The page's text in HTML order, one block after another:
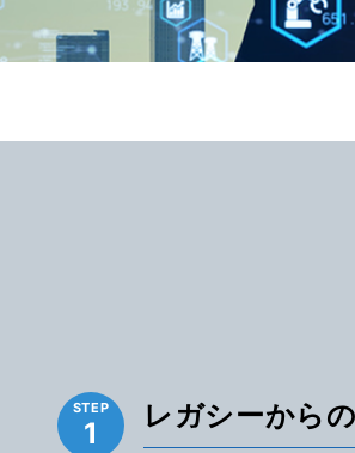
1
レガシーから